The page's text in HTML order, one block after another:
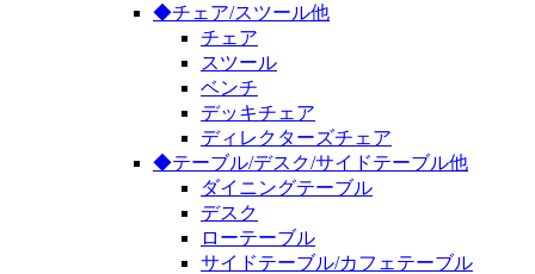
◆チェア/スツール他
チェア
スツール
ベンチ
デッキチェア
ディレクターズチェア
◆テーブル/デスク/サイドテーブル他
ダイニングテーブル
デスク
ローテーブル
サイドテーブル/カフェテーブル